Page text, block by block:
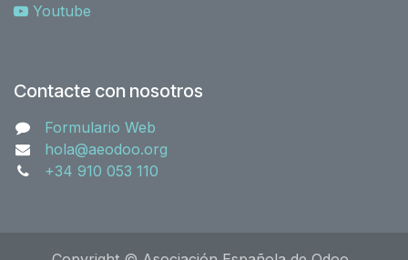
Youtube
Contacte con nosotros
Formulario Web
hola@aeodoo.org
+34 910 053 110